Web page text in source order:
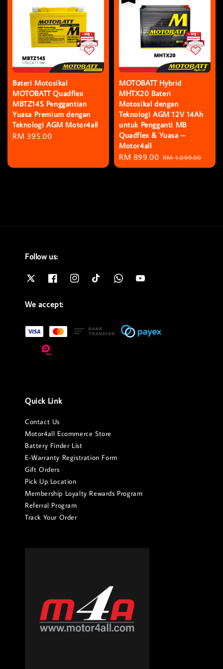
Bateri Motosikal
MOTOBATT Quadflex
MBTZ14S Penggantian
Yuasa Premium dengan
Teknologi AGM Motor4all
Regular
RM 395.00
MOTOBATT Hybrid
MHTX20 Bateri
Motosikal dengan
Teknologi AGM 12V 14Ah
untuk Pengganti MB
Quadflex & Yuasa –
Motor4all
Sale
price
RM 899.00 Regular
price
RM 1,099.00
Follow us:
We accept:
Quick Link
Contact Us
Motor4all Ecommerce Store
Battery Finder List
E-Warranty Registration Form
Gift Orders
Pick Up Location
Membership Loyalty Rewards Program
Referral Program
Track Your Order